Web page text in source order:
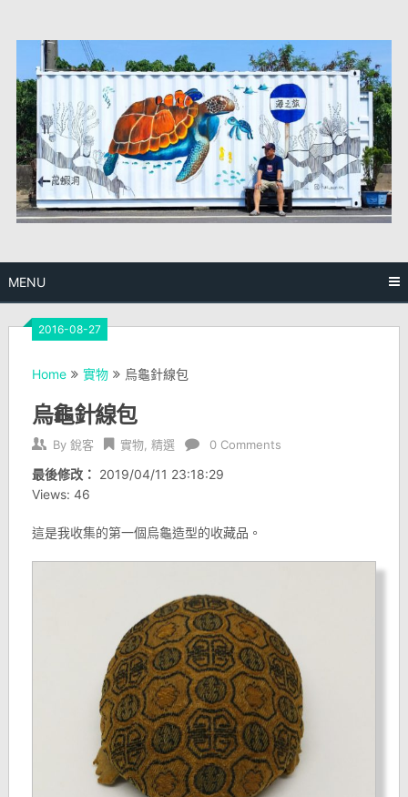
content
MENU
2016-08-27
Home 實物 烏龜針線包
烏龜針線包
By 銳客 實物, 精選 0 Comments
最後修改： 2019/04/11 23:18:29
Views: 46
這是我收集的第一個烏龜造型的收藏品。